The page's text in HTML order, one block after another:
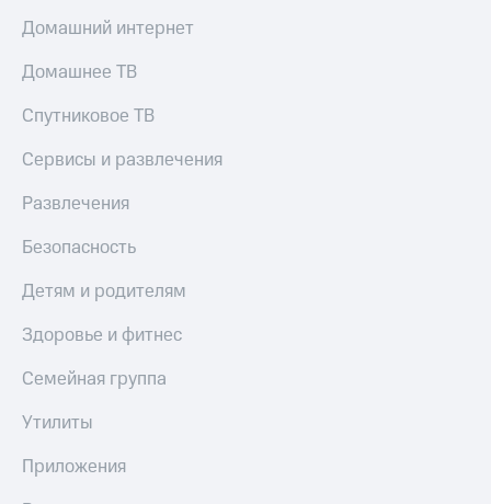
Домашний интернет
Домашнее ТВ
Спутниковое ТВ
Сервисы и развлечения
Развлечения
Безопасность
Детям и родителям
Здоровье и фитнес
Семейная группа
Утилиты
Приложения